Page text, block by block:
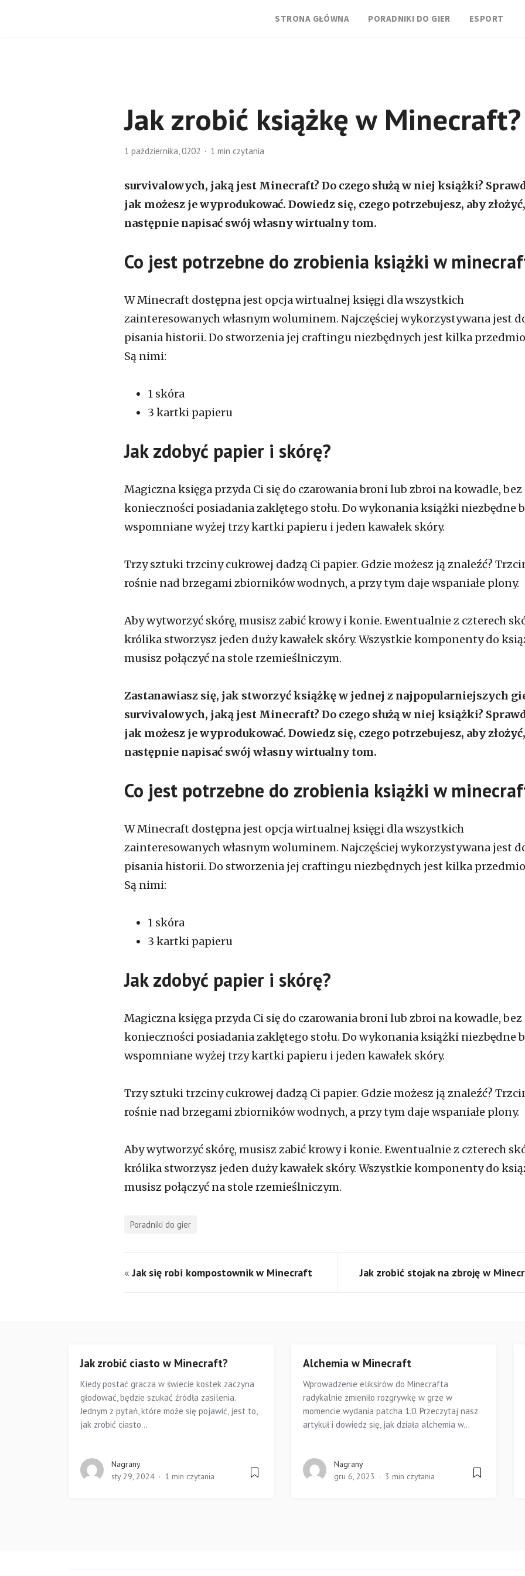
STRONA GŁÓWNA PORADNIKI DO GIER ESPORT
Jak zrobić książkę w Minecraft?
1 października, 0202 1 min czytania
survivalowych, jaką jest Minecraft? Do czego służą w niej książki?
jak możesz je wyprodukować. Dowiedz się, czego potrzebujesz, aby
następnie napisać swój własny wirtualny tom.
Co jest potrzebne do zrobienia książki w
W Minecraft dostępna jest opcja wirtualnej księgi dla wszystkich
zainteresowanych własnym woluminem. Najczęściej wykorzystywana jest
pisania historii. Do stworzenia jej craftingu niezbędnych jest kilka
Są nimi:
1 skóra
3 kartki papieru
Jak zdobyć papier i skórę?
Magiczna księga przyda Ci się do czarowania broni lub zbroi na kowadle, bez
konieczności posiadania zaklętego stołu. Do wykonania książki niezbędne
wspomniane wyżej trzy kartki papieru i jeden kawałek skóry.
Trzy sztuki trzciny cukrowej dadzą Ci papier. Gdzie możesz ją znaleźć?
rośnie nad brzegami zbiorników wodnych, a przy tym daje wspaniałe plony.
Aby wytworzyć skórę, musisz zabić krowy i konie. Ewentualnie z czterech
królika stworzysz jeden duży kawałek skóry. Wszystkie komponenty do
musisz połączyć na stole rzemieślniczym.
Zastanawiasz się, jak stworzyć książkę w jednej z najpopularniejszych
survivalowych, jaką jest Minecraft? Do czego służą w niej książki?
jak możesz je wyprodukować. Dowiedz się, czego potrzebujesz, aby
następnie napisać swój własny wirtualny tom.
Co jest potrzebne do zrobienia książki w
W Minecraft dostępna jest opcja wirtualnej księgi dla wszystkich
zainteresowanych własnym woluminem. Najczęściej wykorzystywana jest
pisania historii. Do stworzenia jej craftingu niezbędnych jest kilka
Są nimi:
1 skóra
3 kartki papieru
Jak zdobyć papier i skórę?
Magiczna księga przyda Ci się do czarowania broni lub zbroi na kowadle, bez
konieczności posiadania zaklętego stołu. Do wykonania książki niezbędne
wspomniane wyżej trzy kartki papieru i jeden kawałek skóry.
Trzy sztuki trzciny cukrowej dadzą Ci papier. Gdzie możesz ją znaleźć?
rośnie nad brzegami zbiorników wodnych, a przy tym daje wspaniałe plony.
Aby wytworzyć skórę, musisz zabić krowy i konie. Ewentualnie z czterech
królika stworzysz jeden duży kawałek skóry. Wszystkie komponenty do
musisz połączyć na stole rzemieślniczym.
Poradniki do gier
«Jak się robi kompostownik w Minecraft Jak zrobić stojak na zbroję w
Jak zrobić ciasto w Minecraft?
Kiedy postać gracza w świecie kostek zaczyna
głodować, będzie szukać źródła zasilenia.
Jednym z pytań, które może się pojawić, jest to,
jak zrobić ciasto...
Nagrany
sty 29, 2024
1 min czytania
Alchemia w Minecraft
Wprowadzenie eliksirów do Minecrafta
radykalnie zmieniło rozgrywkę w grze w
momencie wydania patcha 1.0. Przeczytaj nasz
artykuł i dowiedz się, jak działa alchemia w...
Nagrany
gru 6, 2023
3 min czytania